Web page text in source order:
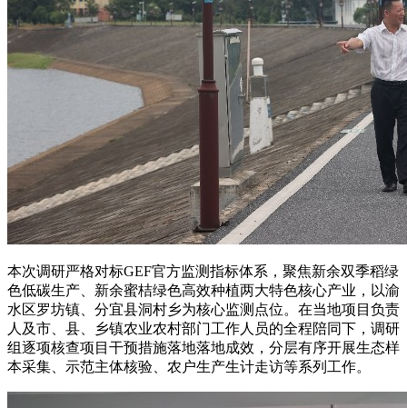
本次调研严格对标GEF官方监测指标体系，聚焦新余双季稻绿
色低碳生产、新余蜜桔绿色高效种植两大特色核心产业，以渝
水区罗坊镇、分宜县洞村乡为核心监测点位。在当地项目负责
人及市、县、乡镇农业农村部门工作人员的全程陪同下，调研
组逐项核查项目干预措施落地落地成效，分层有序开展生态样
本采集、示范主体核验、农户生产生计走访等系列工作。